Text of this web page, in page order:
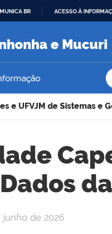
O
BR ACESSO À
e Mucuri
e UFVJM de Sistemas e
junho de 2026